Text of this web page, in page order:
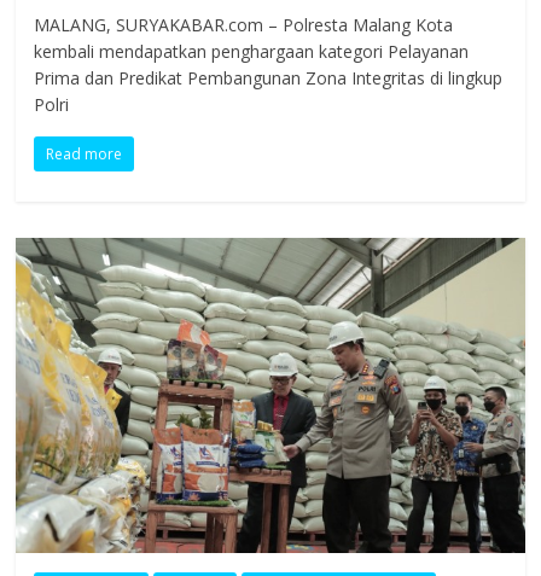
MALANG, SURYAKABAR.com – Polresta Malang Kota
kembali mendapatkan penghargaan kategori Pelayanan
Prima dan Predikat Pembangunan Zona Integritas di lingkup
Polri
Read more